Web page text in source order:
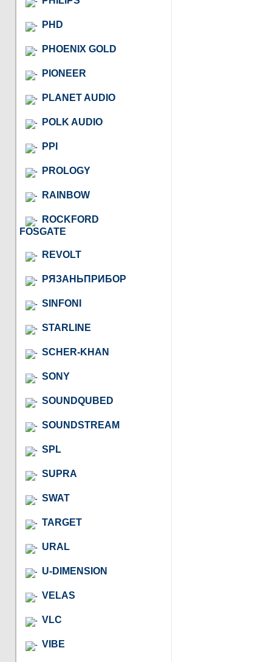
PHD
PHOENIX GOLD
PIONEER
PLANET AUDIO
POLK AUDIO
PPI
PROLOGY
RAINBOW
ROCKFORD
FOSGATE
REVOLT
РЯЗАНЬПРИБОР
SINFONI
STARLINE
SCHER-KHAN
SONY
SOUNDQUBED
SOUNDSTREAM
SPL
SUPRA
SWAT
TARGET
URAL
U-DIMENSION
VELAS
VLC
VIBE